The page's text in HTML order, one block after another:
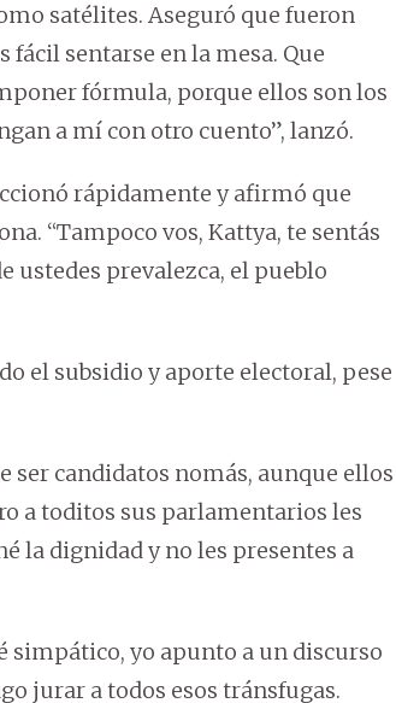
satélites. Aseguró que fueron
sentarse en la mesa. Que
fórmula, porque ellos son los
a mí con otro cuento”, lanzó.
rápidamente y afirmó que
“Tampoco vos, Kattya, te sentás
ustedes prevalezca, el pueblo
el subsidio y aporte electoral, pese
ser candidatos nomás, aunque ellos
a toditos sus parlamentarios les
la dignidad y no les presentes a
simpático, yo apunto a un discurso
jurar a todos esos tránsfugas.